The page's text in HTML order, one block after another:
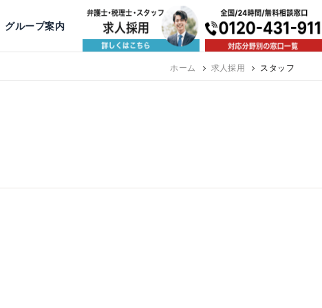
公益活動
京都 神戸 福岡
グループ案内
ホーム 求人採用 スタッフ